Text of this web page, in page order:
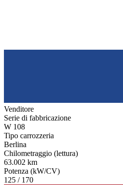
Venditore
Serie di fabbricazione
W 108
Tipo carrozzeria
Berlina
Chilometraggio (lettura)
63.002 km
Potenza (kW/CV)
125 / 170